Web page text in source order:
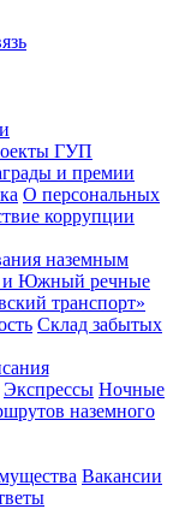
ГУП
и премии
О персональных
коррупции
наземным
и Южный речные
транспорт»
Склад забытых
Экспрессы Ночные
наземного
Вакансии